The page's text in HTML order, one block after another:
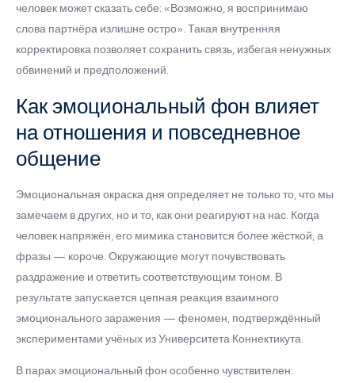
человек может сказать себе: «Возможно, я воспринимаю
слова партнёра излишне остро». Такая внутренняя
корректировка позволяет сохранить связь, избегая ненужных
обвинений и предположений.
Как эмоциональный фон влияет
на отношения и повседневное
общение
Эмоциональная окраска дня определяет не только то, что мы
замечаем в других, но и то, как они реагируют на нас. Когда
человек напряжён, его мимика становится более жёсткой, а
фразы — короче. Окружающие могут почувствовать
раздражение и ответить соответствующим тоном. В
результате запускается цепная реакция взаимного
эмоционального заражения — феномен, подтверждённый
экспериментами учёных из Университета Коннектикута.
В парах эмоциональный фон особенно чувствителен: